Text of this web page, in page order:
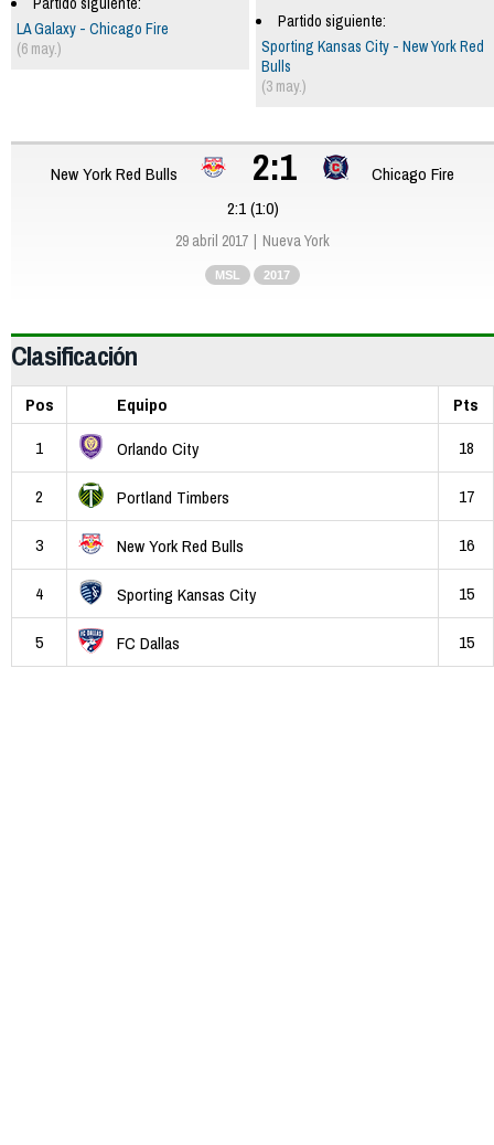
Partido siguiente:
Sporting Kansas City - New York Red
Bulls
(3 may.)
LA Galaxy - Chicago Fire
(6 may.)
New York Red Bulls 2:1
Chicago Fire
2:1 (1:0)
29 abril 2017 Nueva York
MSL 2017
Clasificación
Pos Equipo
Pts
1
Orlando City 18
2 Portland Timbers 17
3 New York Red Bulls 16
4 Sporting Kansas City 15
5 FC Dallas 15